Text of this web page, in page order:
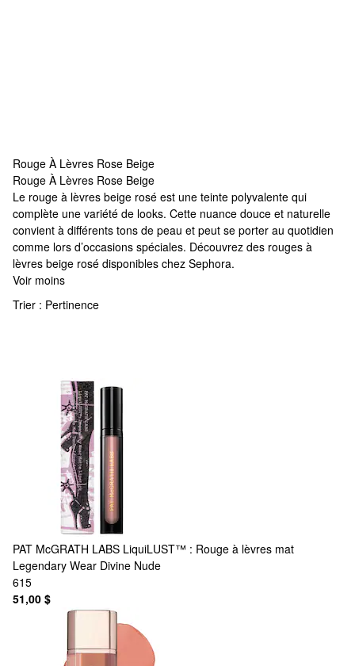
Rouge À Lèvres Rose Beige
Rouge À Lèvres Rose Beige
Rouge À Lèvres Rose Beige
Le rouge à lèvres beige rosé est une teinte polyvalente qui
complète une variété de looks. Cette nuance douce et naturelle
convient à différents tons de peau et peut se porter au quotidien
comme lors d’occasions spéciales. Découvrez des rouges à
lèvres beige rosé disponibles chez Sephora.
Voir moins
Trier : Pertinence
PAT McGRATH LABS LiquiLUST™ : Rouge à lèvres mat
Legendary Wear Divine Nude
615
51,00 $